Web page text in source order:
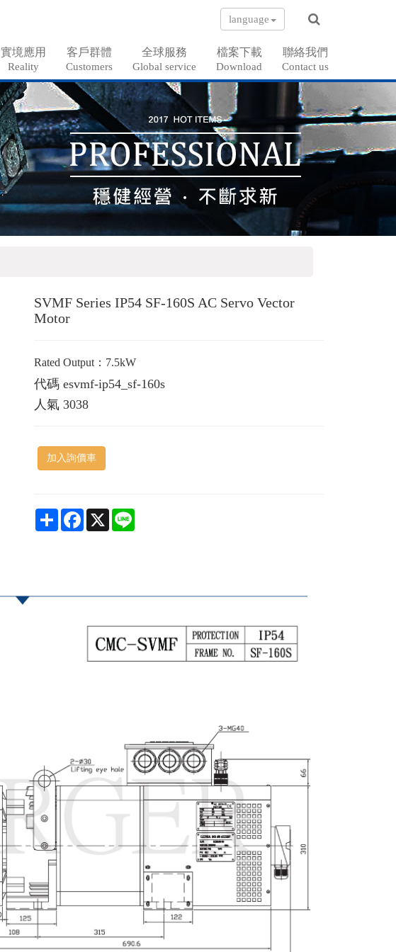
language
實境應用
Reality
客戶群體
Customers
全球服務
Global service
檔案下載
Download
聯絡我們
Contact us
SVMF Series IP54 SF-160S AC Servo Vector
Motor
Rated Output：7.5kW
代碼esvmf-ip54_sf-160s
人氣3038
加入詢價車
Share Facebook
X